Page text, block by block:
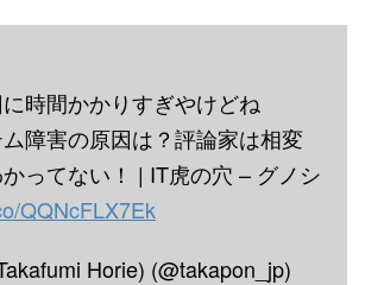
時間かかりすぎやけどね
障害の原因は？評論家は相変
ってない！ | IT虎の穴 – グノシ
QQNcFLX7Ek
Horie) (@takapon_jp)